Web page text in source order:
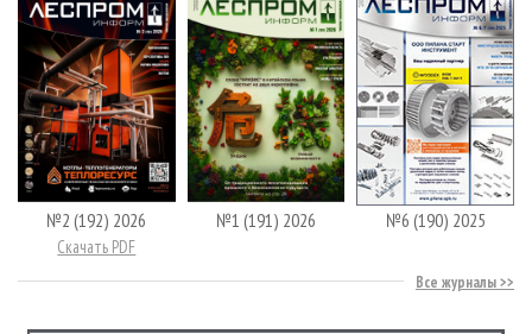
№2 (192) 2026
Скачать PDF
№1 (191) 2026 №6 (190) 2025
Все журналы